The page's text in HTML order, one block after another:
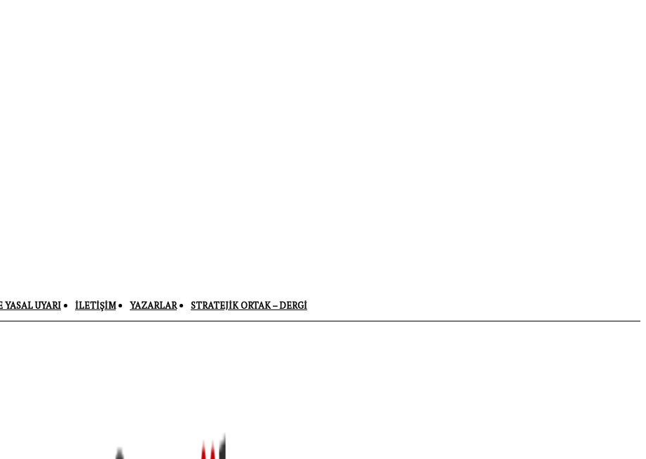
UYARI İLETIŞIM YAZARLAR STRATEJIK ORTAK – DERGI